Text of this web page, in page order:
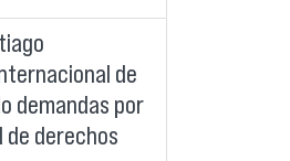
de
demandas por
de derechos